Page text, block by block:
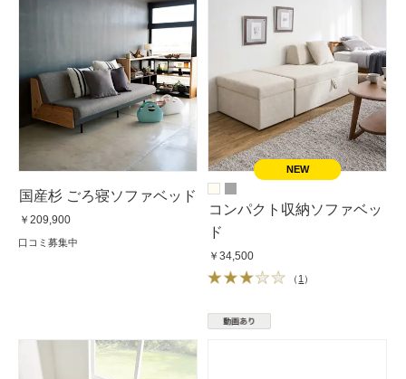
国産杉 ごろ寝ソファベッド
￥209,900
口コミ募集中
コンパクト収納ソファベッ
ド
￥34,500
（ 1 ）